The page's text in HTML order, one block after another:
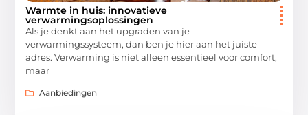
Warmte in huis: innovatieve
verwarmingsoplossingen
Als je denkt aan het upgraden van je
verwarmingssysteem, dan ben je hier aan het juiste
adres. Verwarming is niet alleen essentieel voor comfort,
maar
Aanbiedingen